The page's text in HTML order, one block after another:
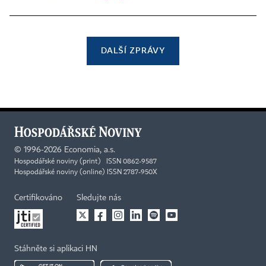
DALŠÍ ZPRÁVY
© 1996-2026 Economia, a.s.
Hospodářské noviny (print) ISSN 0862-9587
Hospodářské noviny (online) ISSN 2787-950X
Certifikováno Sledujte nás
Stáhněte si aplikaci HN